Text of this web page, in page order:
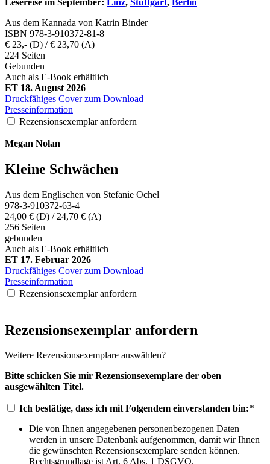
Aus dem Kannada von Katrin Binder
ISBN 978-3-910372-81-8
€ 23,- (D) / € 23,70 (A)
224 Seiten
Gebunden
Auch als E-Book erhältlich
ET 18. August 2026
Druckfähiges Cover zum Download
Presseinformation
Rezensionsexemplar anfordern
Megan Nolan
Kleine Schwächen
Aus dem Englischen von Stefanie Ochel
978-3-910372-63-4
24,00 € (D) / 24,70 € (A)
256 Seiten
gebunden
Auch als E-Book erhältlich
ET 17. Februar 2026
Druckfähiges Cover zum Download
Presseinformation
Rezensionsexemplar anfordern
Rezensionsexemplar anfordern
Weitere Rezensionsexemplare auswählen?
Bitte schicken Sie mir Rezensionsexemplare der oben
ausgewählten Titel.
Ich bestätige, dass ich mit Folgendem einverstanden bin:*
Die von Ihnen angegebenen personenbezogenen Daten
werden in unsere Datenbank aufgenommen, damit wir Ihnen
die gewünschten Rezensionsexemplare senden können.
Rechtsgrundlage ist Art. 6 Abs. 1 DSGVO.